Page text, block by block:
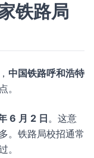
铁路局
中国铁路呼和浩特
。
6 月 2 日。这意
。铁路局校招通常
。